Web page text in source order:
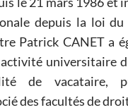
depuis la loi
Patrick CANET a
universitaire
de vacataire,
des facultés de